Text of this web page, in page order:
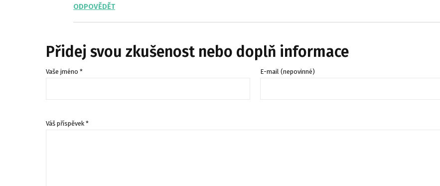
ODPOVĚDĚT
Přidej svou zkušenost nebo doplň informace
Vaše jméno * E-mail (nepovinné)
Váš příspěvek *